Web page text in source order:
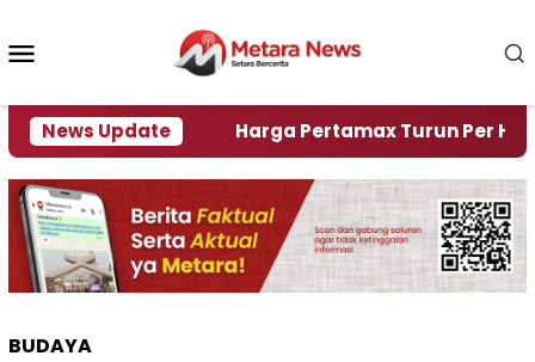
konten
News Update
Krisi Air Harga Pertamax Turun Per Hari Ini,
BUDAYA